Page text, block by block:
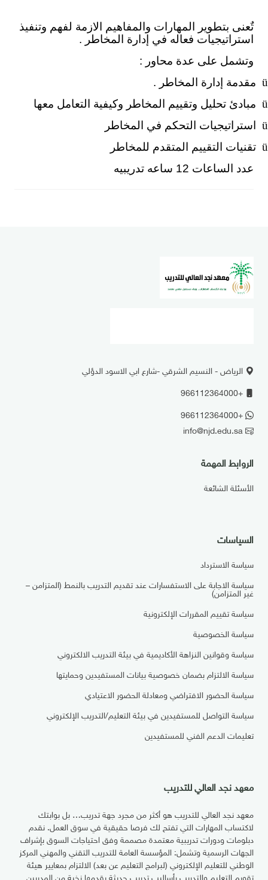
تٌعنى بتطوير المهارات والمفاهيم الازمة لفهم وتنفيذ
استراتيجيات فعاله في إدارة المخاطر .
وتشمل على عدة محاور :
ü مقدمة إدارة المخاطر .
ü مبادئ تحليل وتقييم المخاطر وكيفية التعامل معها
ü
استراتيجيات التحكم في المخاطر
ü تقنيات التقييم المتقدم للمخاطر
عدد الساعات 12 ساعه تدريبيه
الرياض - النسيم الشرقي -شارع ابي الاسود الدؤلي
+966112364000
+966112364000
info@njd.edu.sa
الروابط المهمة
الأسئلة الشائعة
السياسات
سياسة الاسترداد
سياسة الاجابة على الاستفسارات عند تقديم التدريب بالنمط (المتزامن –
غير المتزامن)
سياسة تقييم المقررات الإلكترونية
سياسة الخصوصية
سياسة وقوانين النزاهة الأكاديمية في بيئة التدريب الالكتروني
سياسة الالتزام بضمان خصوصية بيانات المستفيدين وحمايتها
سياسة الحضور الافتراضي ومعادلة الحضور الاعتيادي
سياسة التواصل للمستفيدين في بيئة التعليم/التدريب الإلكتروني
تعليمات الدعم الفني للمستفيدين
معهد نجد العالي للتدريب
معهد نجد العالي للتدريب هو أكثر من مجرد جهة تدريب… بل بوابتك
لاكتساب المهارات التي تفتح لك فرصا حقيقية في سوق العمل. نقدم
دبلومات ودورات تدريبية معتمدة مصممة وفق احتياجات السوق بإشراف
الجهات الرسمية وتشمل: المؤسسة العامة للتدريب التقني والمهني المركز
الوطني للتعليم الإلكتروني (لبرامج التعليم عن بعد) الالتزام بمعايير هيئة
تقويم التعليم والتدريب بأساليب تدريب حديثة يقدمها نخبة من المدربين